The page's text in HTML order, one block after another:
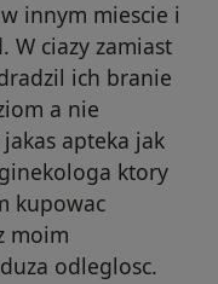
innym miescie i
W ciazy zamiast
ich branie
a nie
apteka jak
ktory
kupowac
moim
odleglosc.